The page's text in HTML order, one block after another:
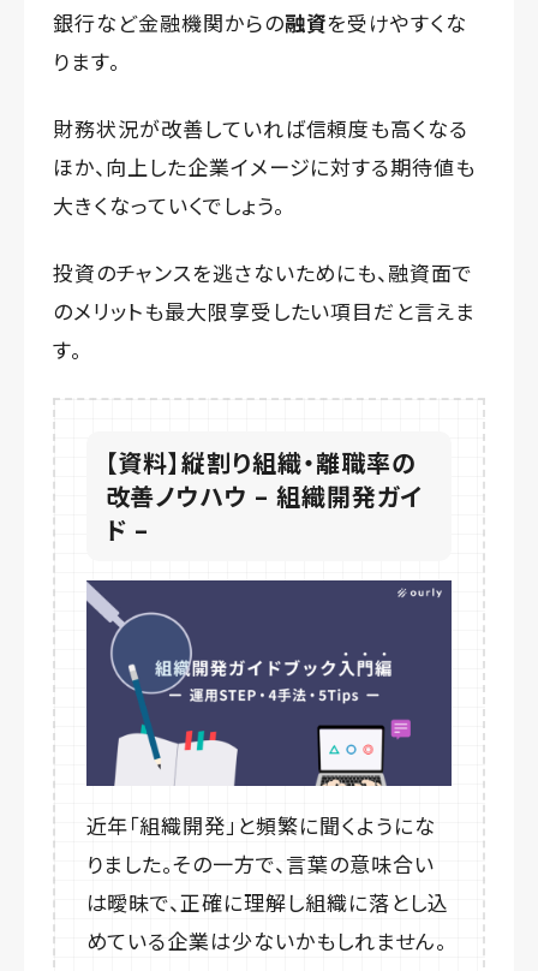
銀行など金融機関からの融資を受けやすくな
ります。
財務状況が改善していれば信頼度も高くなる
ほか、向上した企業イメージに対する期待値も
大きくなっていくでしょう。
投資のチャンスを逃さないためにも、融資面で
のメリットも最大限享受したい項目だと言えま
す。
【資料】縦割り組織・離職率の
改善ノウハウ – 組織開発ガイ
ド –
近年「組織開発」と頻繁に聞くようにな
りました。その一方で、言葉の意味合い
は曖昧で、正確に理解し組織に落とし込
めている企業は少ないかもしれません。